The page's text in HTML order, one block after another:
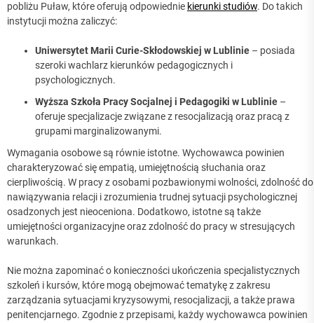
pobliżu Puław, które oferują odpowiednie kierunki studiów. Do takich
instytucji można zaliczyć:
Uniwersytet Marii Curie-Skłodowskiej w Lublinie – posiada
szeroki wachlarz kierunków pedagogicznych i
psychologicznych.
Wyższa Szkoła Pracy Socjalnej i Pedagogiki w Lublinie –
oferuje specjalizacje związane z resocjalizacją oraz pracą z
grupami marginalizowanymi.
Wymagania osobowe są równie istotne. Wychowawca powinien
charakteryzować się empatią, umiejętnością słuchania oraz
cierpliwością. W pracy z osobami pozbawionymi wolności, zdolność do
nawiązywania relacji i zrozumienia trudnej sytuacji psychologicznej
osadzonych jest nieoceniona. Dodatkowo, istotne są także
umiejętności organizacyjne oraz zdolność do pracy w stresujących
warunkach.
Nie można zapominać o konieczności ukończenia specjalistycznych
szkoleń i kursów, które mogą obejmować tematykę z zakresu
zarządzania sytuacjami kryzysowymi, resocjalizacji, a także prawa
penitencjarnego. Zgodnie z przepisami, każdy wychowawca powinien